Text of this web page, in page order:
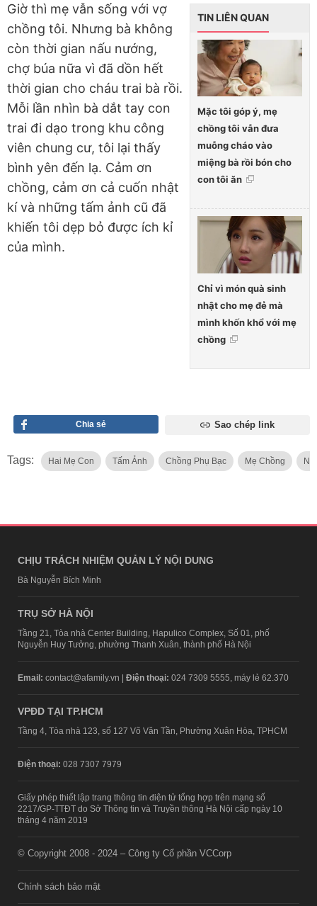
TIN LIÊN QUAN
Mặc tôi góp ý, mẹ
chồng tôi vẫn đưa
muỗng cháo vào
miệng bà rồi bón cho
con tôi ăn
Chỉ vì món quà sinh
nhật cho mẹ đẻ mà
mình khốn khổ với mẹ
chồng
Giờ thì mẹ vẫn sống với vợ
chồng tôi. Nhưng bà không
còn thời gian nấu nướng,
chợ búa nữa vì đã dồn hết
thời gian cho cháu trai bà rồi.
Mỗi lần nhìn bà dắt tay con
trai đi dạo trong khu công
viên chung cư, tôi lại thấy
bình yên đến lạ. Cảm ơn
chồng, cảm ơn cả cuốn nhật
kí và những tấm ảnh cũ đã
khiến tôi dẹp bỏ được ích kỉ
của mình.
Chia sẻ Sao chép link
Tags: Hai Mẹ Con Tấm Ảnh Chồng Phụ Bạc Mẹ Chồng
CHỊU TRÁCH NHIỆM QUẢN LÝ NỘI DUNG
Bà Nguyễn Bích Minh
TRỤ SỞ HÀ NỘI
Tầng 21, Tòa nhà Center Building, Hapulico Complex, Số 01, phố
Nguyễn Huy Tưởng, phường Thanh Xuân, thành phố Hà Nội
Email: contact@afamily.vn | Điện thoại: 024 7309 5555, máy lẻ 62.370
VPĐD TẠI TP.HCM
Tầng 4, Tòa nhà 123, số 127 Võ Văn Tần, Phường Xuân Hòa, TPHCM
Điện thoại: 028 7307 7979
Giấy phép thiết lập trang thông tin điện tử tổng hợp trên mạng số
2217/GP-TTĐT do Sở Thông tin và Truyền thông Hà Nội cấp ngày 10
tháng 4 năm 2019
© Copyright 2008 - 2024 – Công ty Cổ phần VCCorp
Chính sách bảo mật